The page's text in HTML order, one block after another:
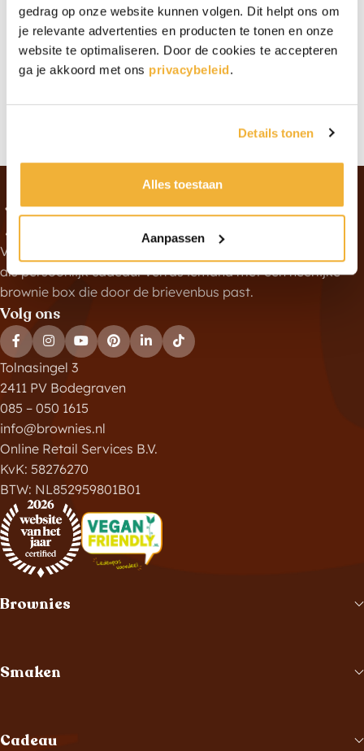
gedrag op onze website kunnen volgen. Dit helpt ons om
je relevante advertenties en producten te tonen en onze
website te optimaliseren. Door de cookies te accepteren
ga je akkoord met ons privacybeleid.
Details tonen
Alles toestaan
Aanpassen
Vers gebakken brownies per post, eenvoudig te versturen
als persoonlijk cadeau. Verras iemand met een heerlijke
brownie box die door de brievenbus past.
Volg ons
Tolnasingel 3
2411 PV Bodegraven
085 – 050 1615
info@brownies.nl
Online Retail Services B.V.
KvK: 58276270
BTW: NL852959801B01
Brownies
Smaken
Cadeau